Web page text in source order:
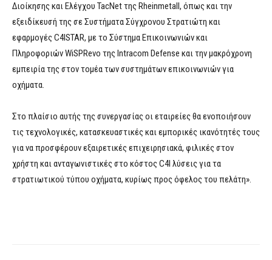
Διοίκησης και Ελέγχου TacNet της Rheinmetall, όπως και την
εξειδίκευσή της σε Συστήματα Σύγχρονου Στρατιώτη και
εφαρμογές C4ISTAR, με το Σύστημα Επικοινωνιών και
Πληροφοριών WiSPRevo της Intracom Defense και την μακρόχρονη
εμπειρία της στον τομέα των συστημάτων επικοινωνιών για
οχήματα.
Στο πλαίσιο αυτής της συνεργασίας οι εταιρείες θα ενοποιήσουν
τις τεχνολογικές, κατασκευαστικές και εμπορικές ικανότητές τους
για να προσφέρουν εξαιρετικές επιχειρησιακά, φιλικές στον
χρήστη και ανταγωνιστικές στο κόστος C4I λύσεις για τα
στρατιωτικού τύπου οχήματα, κυρίως προς όφελος του πελάτη».